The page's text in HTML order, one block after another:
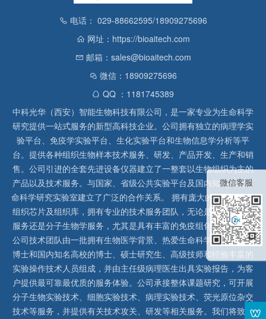
电话： 029-88662595/18909275696
网址：https://bioaitech.com
邮箱：sales@bioaitech.com
微信：18909275696
QQ ：1181745389
中科光华（西安）智能生物科技有限公司，是一家专业为生命科学
研究提供一站式服务的新型高科技企业。公司拥有独立的病理学实
验平台、免疫学实验平台、生化实验平台和生物信息学分析等平
台。提供各种组织生物样本技术服务、研发、产品开发、生产和销
售。公司引进的全套先进设备仪器建立了一整套以生物组织为主的
产品以及技术服务。与国家、省级公共实验平台及国内知名高校生
命科学研究实验室建立了广泛的合作关系。 拥有庞大的石蜡、冰冻
组织芯片及组织库，拥有专业的技术服务团队，无论是形态病理学
服务还是分子生物学服务，尤其是具有丰富的免疫组化实验经验，
公司技术团队由一批拥有生物医学背景、热爱生命科学研究的留美
博士和国内知名高校的博士、硕士研究生、高级技师和经验丰富的
实验操作技术人员组成，并由主任级病理医生出具实验报告，为客
户提供最可靠最优质的服务体验。公司承接整体课题研究，可开展
分子生物实验技术、细胞实验技术、病理实验技术、荧光原位杂交
技术等服务，并提供有关技术攻关、研发等相关服务。我们将致力
微信客服